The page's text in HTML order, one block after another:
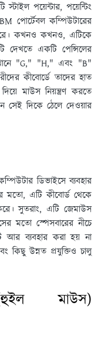
স্টাইল পয়েন্টার, পয়েন্টিং
পোর্টেবল কম্পিউটারের
কখনও কখনও, এটিকে
দেখতে একটি পেন্সিলের
"G," "H," এবং "B"
কীবোর্ডে তাদের হাত
মাউস নিয়ন্ত্রণ করতে
সেই দিকে ঠেলে দেওয়ার
ডিভাইসে ব্যবহার
মতো, এটি কীবোর্ড থেকে
সুতরাং, এটি জেমাউস
মতো স্পেসবারের নীচে
আর ব্যবহার করা হয় না
কিছু উন্নত প্রযুক্তিও চালু
মাউস)